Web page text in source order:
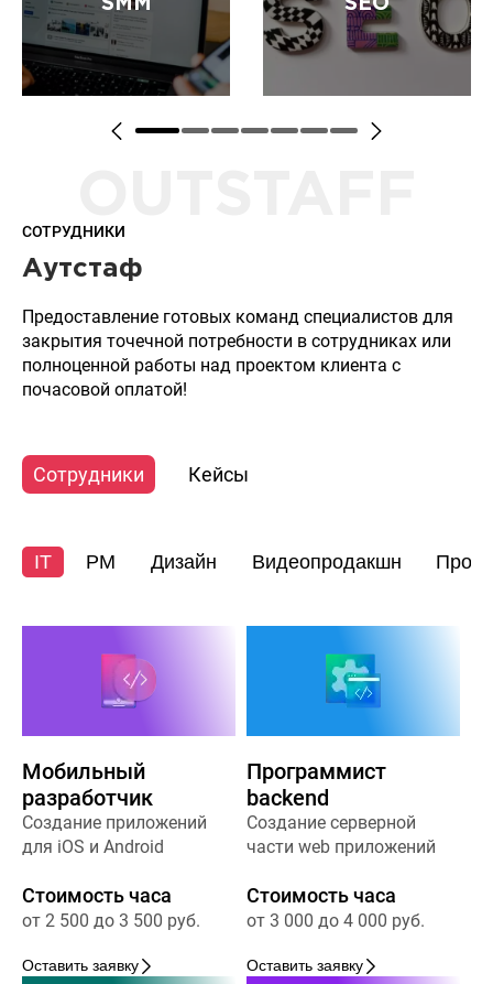
и анимация
дизайна материалов для
BTL активности
SMM
Комплексное
ведение
таргетированной
рекламы
SEO
Продвижение сайта в
СОТРУДНИКИ
Аутстаф
Предоставление готовых команд специалистов для
закрытия точечной потребности в сотрудниках или
полноценной работы над проектом клиента с
почасовой оплатой!
Сотрудники Кейсы
IT PM Дизайн Видеопродакшн
Мобильный
разработчик
Создание приложений
для iOS и Android
Стоимость часа
от 2 500 до 3 500 руб.
Оставить заявку
Программист
backend
Создание серверной
части web приложений
Стоимость часа
от 3 000 до 4 000 руб.
Оставить заявку